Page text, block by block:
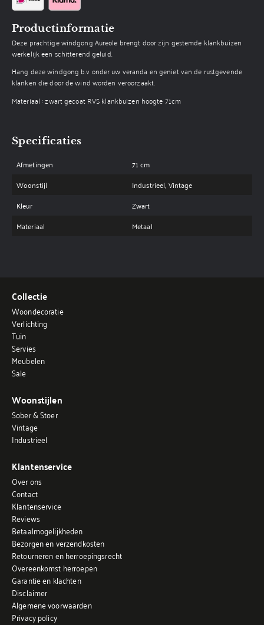
Productinformatie
Deze prachtige windgong Aureole brengt door zijn gestemde klankbuizen
werkelijk een schitterend geluid.
Hang deze windgong b.v onder uw veranda en geniet van de rustgevende
klanken die door de wind worden veroorzaakt.
Materiaal : zwart gecoat RVS klankbuizen hoogte 71cm
Specificaties
Afmetingen
71 cm
Woonstijl
Industrieel, Vintage
Kleur
Zwart
Materiaal
Metaal
Collectie
Woondecoratie
Verlichting
Tuin
Servies
Meubelen
Sale
Woonstijlen
Sober & Stoer
Vintage
Industrieel
Klantenservice
Over ons
Contact
Klantenservice
Reviews
Betaalmogelijkheden
Bezorgen en verzendkosten
Retourneren en herroepingsrecht
Overeenkomst herroepen
Garantie en klachten
Disclaimer
Algemene voorwaarden
Privacy policy